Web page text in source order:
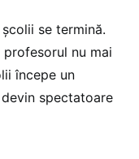
se termină.
nu mai
începe un
spectatoare